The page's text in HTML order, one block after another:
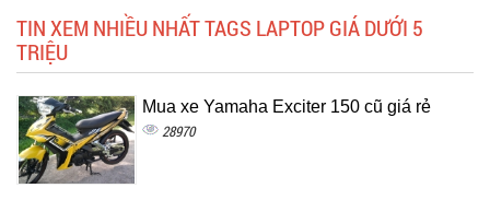
TIN XEM NHIỀU NHẤT TAGS LAPTOP GIÁ DƯỚI 5
TRIỆU
Mua xe Yamaha Exciter 150 cũ giá rẻ
28970